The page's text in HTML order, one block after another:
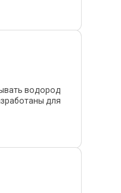
водород
для